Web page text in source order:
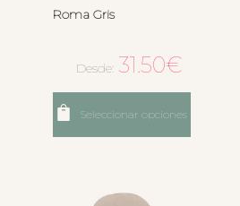
Roma Gris
Desde: 31.50€
Seleccionar opciones